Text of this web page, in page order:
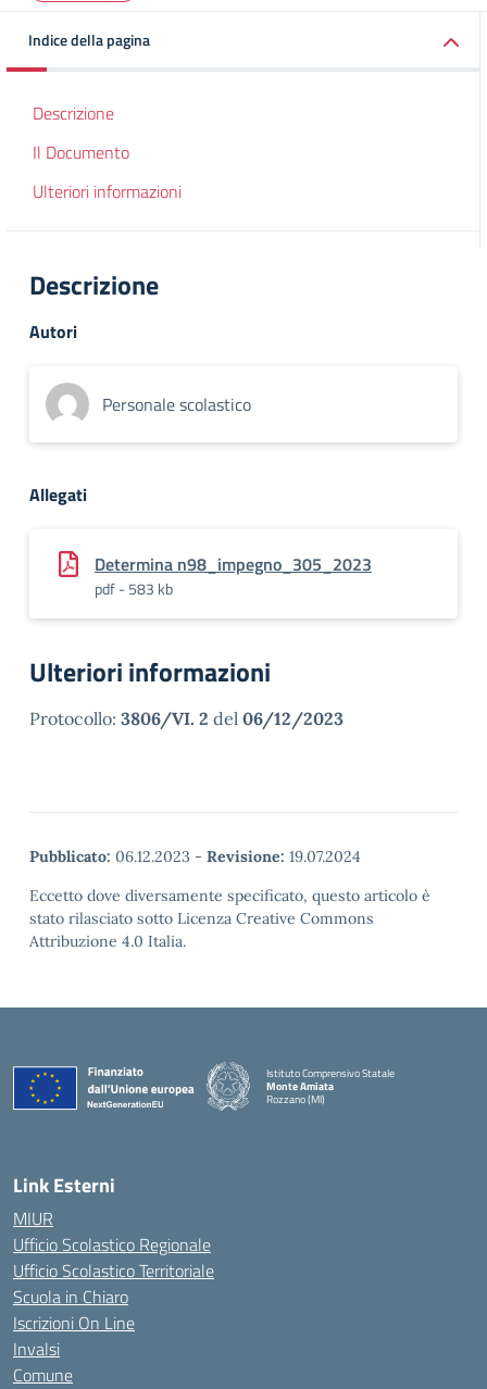
Indice della pagina
Descrizione
Il Documento
Ulteriori informazioni
Descrizione
Autori
Personale scolastico
Allegati
Determina n98_impegno_305_2023
pdf - 583 kb
Ulteriori informazioni
Protocollo: 3806/VI. 2 del 06/12/2023
Pubblicato: 06.12.2023 - Revisione: 19.07.2024
Eccetto dove diversamente specificato, questo articolo è
stato rilasciato sotto Licenza Creative Commons
Attribuzione 4.0 Italia.
Istituto Comprensivo Statale
Monte Amiata
Rozzano (MI)
Link Esterni
MIUR
Ufficio Scolastico Regionale
Ufficio Scolastico Territoriale
Scuola in Chiaro
Iscrizioni On Line
Invalsi
Comune